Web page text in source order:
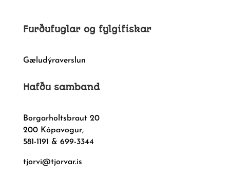
Furðufuglar og fylgifiskar
Gæludýraverslun
Hafðu samband
Borgarholtsbraut 20
200 Kópavogur,
581-1191 & 699-3344
tjorvi@tjorvar.is